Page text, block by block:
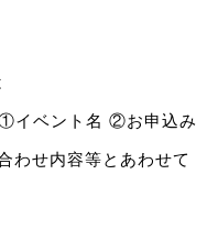
イベント名 ②お申込み
せ内容等とあわせて